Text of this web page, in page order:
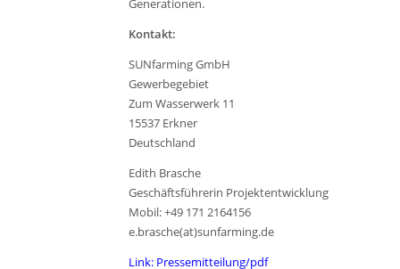
Generationen.
Kontakt:
SUNfarming GmbH
Gewerbegebiet
Zum Wasserwerk 11
15537 Erkner
Deutschland
Edith Brasche
Geschäftsführerin Projektentwicklung
Mobil: +49 171 2164156
e.brasche(at)sunfarming.de
Link: Pressemitteilung/pdf